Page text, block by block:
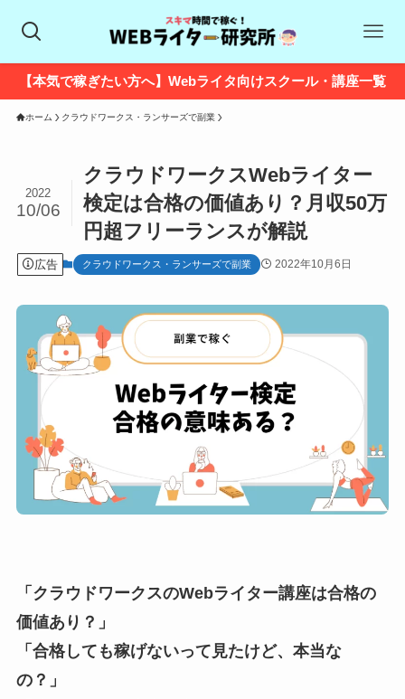
【本気で稼ぎたい方へ】Webライタ向けスクール・講座一覧
ホーム クラウドワークス・ランサーズで副業
クラウドワークスWebライター
検定は合格の価値あり？月収50万
円超フリーランスが解説
2022
10/06
広告 クラウドワークス・ランサーズで副業 2022年10月6日
「クラウドワークスのWebライター講座は合格の
価値あり？」
「合格しても稼げないって見たけど、本当な
の？」